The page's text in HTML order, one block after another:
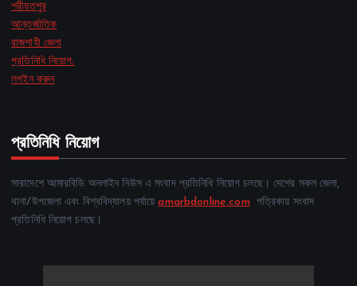
শরীয়তপুর
আন্তর্জাতিক
রাজশাহী জেলা
প্রতিনিধি নিয়োগ:
লগইন করুন
প্রতিনিধি নিয়োগ
সারাদেশে আমারবিডি অনলাইন নিউস এ সংবাদ প্রতিনিধি নিয়োগ চলছে। দেশের সকল জেলা,
থানা/উপজেলা এবং বিশ্ববিদ্যালয় পর্যায়েamarbdonline.comপত্রিকায় সংবাদ
প্রতিনিধি নিয়োগ চলছে।